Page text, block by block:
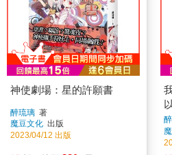
神使劇場：星的許願書
醉琉璃 著
魔豆文化 出版
2023/04/12 出版